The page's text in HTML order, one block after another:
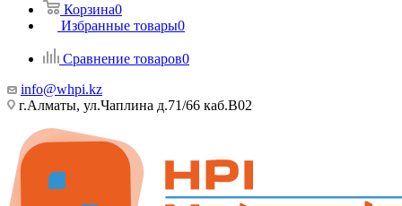
Корзина0
Избранные товары0
Сравнение товаров0
info@whpi.kz
г.Алматы, ул.Чаплина д.71/66 каб.B02